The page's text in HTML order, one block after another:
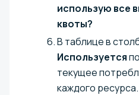
использую все
квоты?
В таблице в
Используется
текущее
каждого ресурса.